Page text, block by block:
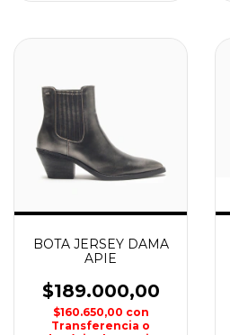
BOTA JERSEY DAMA
APIE
$189.000,00
$160.650,00 con
Transferencia o